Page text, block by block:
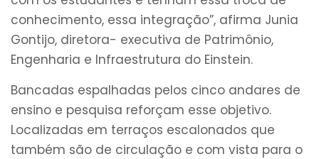
conhecimento, essa integração”, afirma Junia
Gontijo, diretora- executiva de Patrimônio,
Engenharia e Infraestrutura do Einstein.
Bancadas espalhadas pelos cinco andares de
ensino e pesquisa reforçam esse objetivo.
Localizadas em terraços escalonados que
também são de circulação e com vista para o